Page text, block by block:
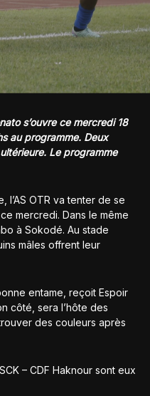
s’ouvre ce mercredi 18
au programme. Deux
Le programme
l’AS OTR va tenter de se
mercredi. Dans le même
à Sokodé. Au stade
mâles offrent leur
entame, reçoit Espoir
côté, sera l’hôte des
des couleurs après
– CDF Haknour sont eux